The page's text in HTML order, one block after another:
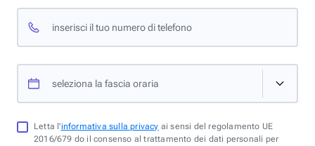
inserisci il tuo numero di telefono
seleziona la fascia oraria
Letta l'informativa sulla privacy ai sensi del regolamento UE
2016/679 do il consenso al trattamento dei dati personali per